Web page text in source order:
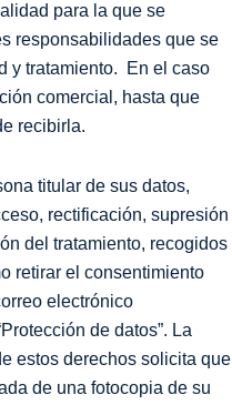
para la que se
responsabilidades que se
y tratamiento. En el caso
comercial, hasta que
recibirla.
titular de sus datos,
rectificación, supresión
del tratamiento, recogidos
retirar el consentimiento
electrónico
de datos”. La
estos derechos solicita que
de una fotocopia de su